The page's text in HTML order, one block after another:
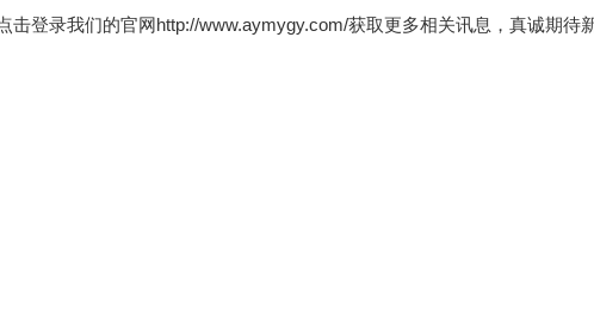
登录我们的官网http://www.aymygy.com/获取更多相关讯息，真诚期待